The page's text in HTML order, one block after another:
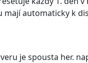
mají automaticky k
je spousta her.